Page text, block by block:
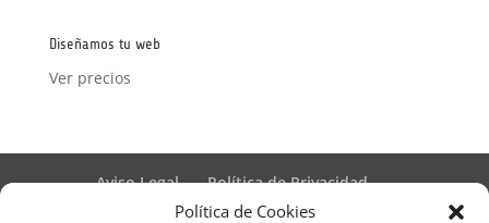
Política de Cookies
Diseñamos tu web
Ver precios
Aviso Legal
Política de Privacidad
Términos y condiciones – Contrato de matrícula